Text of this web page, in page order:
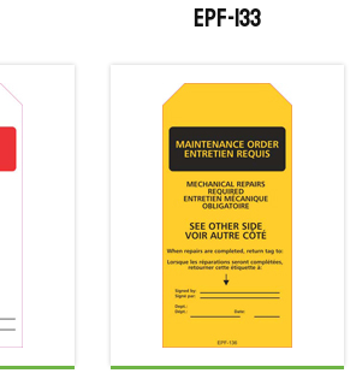
EPF-133